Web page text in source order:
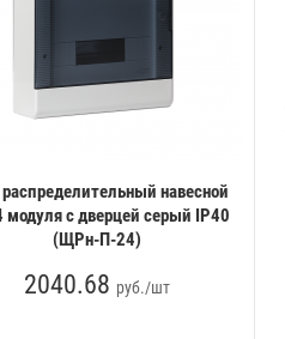
навесной
модуля с дверцей серый IP40
(ЩРн-П-24)
2040.68 руб./шт